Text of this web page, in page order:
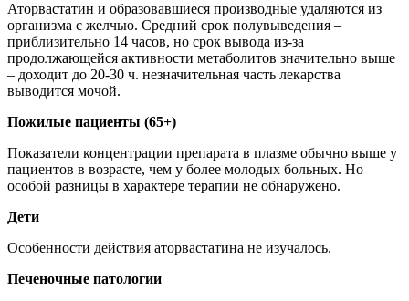
Аторвастатин и образовавшиеся производные удаляются из
организма с желчью. Средний срок полувыведения –
приблизительно 14 часов, но срок вывода из-за
продолжающейся активности метаболитов значительно выше
– доходит до 20-30 ч. незначительная часть лекарства
выводится мочой.
Пожилые пациенты (65+)
Показатели концентрации препарата в плазме обычно выше у
пациентов в возрасте, чем у более молодых больных. Но
особой разницы в характере терапии не обнаружено.
Дети
Особенности действия аторвастатина не изучалось.
Печеночные патологии